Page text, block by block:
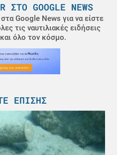
GOOGLE NEWS
Google News για να είστε
τις ναυτιλιακές ειδήσεις
όλο τον κόσμο.
ΕΠΊΣΗΣ